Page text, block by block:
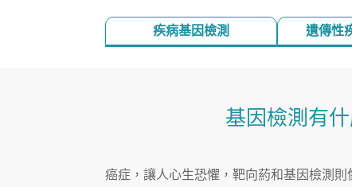
疾病基因檢測 遺傳性
基因檢測有
癌症，讓人心生恐懼，靶向葯和基因檢測